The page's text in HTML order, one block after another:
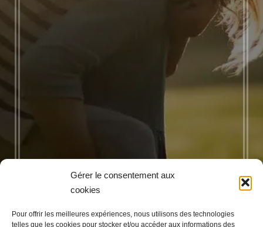
Gérer le consentement aux
cookies
Pour offrir les meilleures expériences, nous utilisons des technologies
telles que les cookies pour stocker et/ou accéder aux informations des